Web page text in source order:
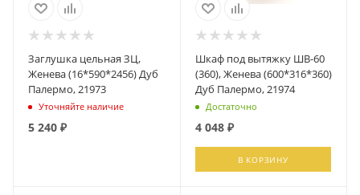
Заглушка цельная ЗЦ,
Женева (16*590*2456) Дуб
Палермо, 21973
Уточняйте наличие
5 240 ₽
Шкаф под вытяжку ШВ-60
(360), Женева (600*316*360)
Дуб Палермо, 21974
Достаточно
4 048₽
В КОРЗИНУ